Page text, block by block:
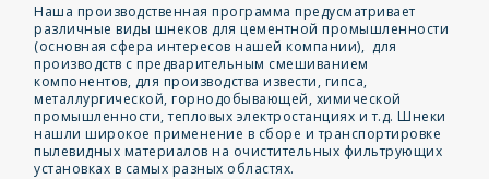
Наша производственная программа предусматривает
различные виды шнеков для цементной промышленности
(основная сфера интересов нашей компании), для
производств с предварительным смешиванием
компонентов, для производства извести, гипса,
металлургической, горнодобывающей, химической
промышленности, тепловых электростанциях и т.д. Шнеки
нашли широкое применение в сборе и транспортировке
пылевидных материалов на очистительных фильтрующих
установках в самых разных областях.